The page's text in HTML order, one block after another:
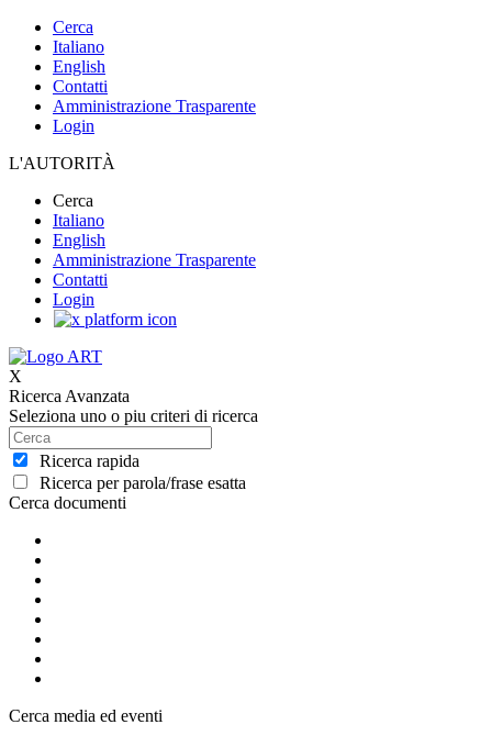
Cerca
Italiano
English
Contatti
Amministrazione Trasparente
Login
L'AUTORITÀ
Cerca
Italiano
English
Amministrazione Trasparente
Contatti
Login
X
Ricerca Avanzata
Seleziona uno o piu criteri di ricerca
Ricerca rapida
Ricerca per parola/frase esatta
Cerca documenti
Cerca media ed eventi